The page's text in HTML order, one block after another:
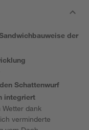
der
Schattenwurf
integriert
dank
verminderte